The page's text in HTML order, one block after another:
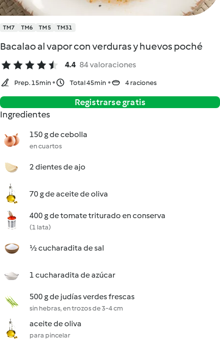
TM7 TM6 TM5 TM31
Bacalao al vapor con verduras y huevos poché
4.4 84 valoraciones
Prep. 15min Total 45min 4 raciones
Registrarse gratis
Ingredientes
150 g de cebolla
en cuartos
2 dientes de ajo
70 g de aceite de oliva
400 g de tomate triturado en conserva
(1 lata)
½ cucharadita de sal
1 cucharadita de azúcar
500 g de judías verdes frescas
sin hebras, en trozos de 3-4 cm
aceite de oliva
para pincelar